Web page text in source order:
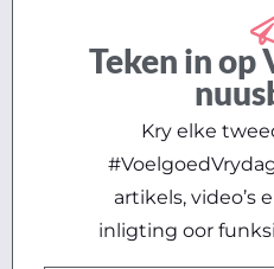
Teken in op
Kry elke
artikels, video’s
inligting oor